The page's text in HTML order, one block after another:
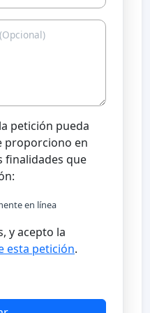
petición pueda
proporciono en
finalidades que
en línea
y acepto la
esta petición.